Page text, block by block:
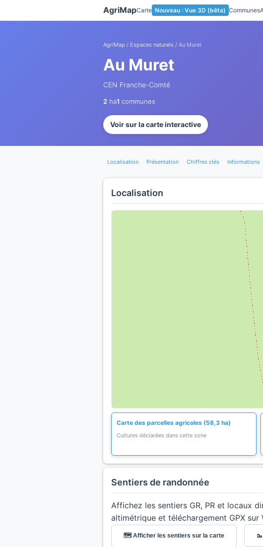
AgriMapCarte Nouveau : Vue 3D (bêta) Communes
AgriMap / Espaces naturels / Au Muret
Au Muret
CEN Franche-Comté
2 ha1 communes
Voir sur la carte interactive
Localisation Présentation Chiffres clés Informations
Localisation
Carte des parcelles agricoles (58,3 ha)
Cultures déclarées dans cette zone
Sentiers de randonnée
Affichez les sentiers GR, PR et locaux
altimétrique et téléchargement GPX sur
🗺️ Afficher les sentiers sur la carte
Panneau de gestion des cookies